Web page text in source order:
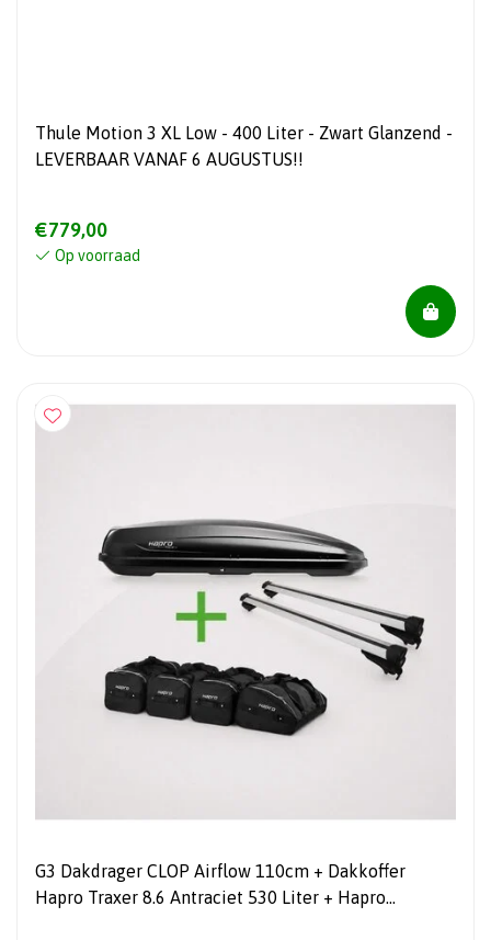
Thule Motion 3 XL Low - 400 Liter - Zwart Glanzend -
LEVERBAAR VANAF 6 AUGUSTUS!!
€779,00
Op voorraad
G3 Dakdrager CLOP Airflow 110cm + Dakkoffer
Hapro Traxer 8.6 Antraciet 530 Liter + Hapro